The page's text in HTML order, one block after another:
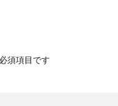
須項目です